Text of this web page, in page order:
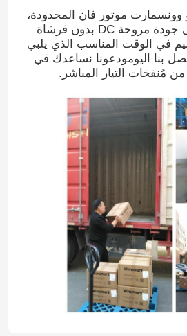
موتور فان المحدودة،
ملتزمون بتقديم أعلى جودة مروحة DC بدون فرشاة
في الوقت المناسب الذي يلبي
بنا اليومودعونا نساعدك في
من مُنفخات التيار المباشر.